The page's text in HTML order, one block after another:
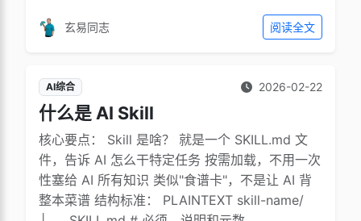
玄易同志 阅读全文
AI综合 2026-02-22
什么是 AI Skill
核心要点： Skill 是啥？ 就是一个 SKILL.md 文
件，告诉 AI 怎么干特定任务 按需加载，不用一次
性塞给 AI 所有知识 类似"食谱卡"，不是让 AI 背
整本菜谱 结构标准： PLAINTEXT skill-name/